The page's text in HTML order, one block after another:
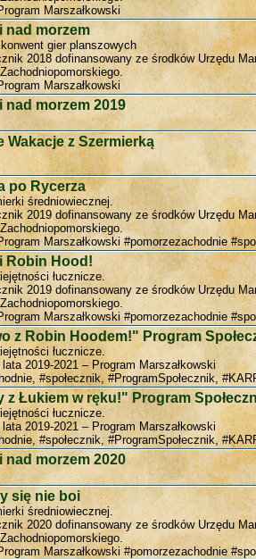
Marszałkowski
nad morzem
gier planszowych
2018 dofinansowany ze środków Urzędu
Marszałkowski
nad morzem 2019
Wakacje z Szermierką
po Rycerza
średniowiecznej.
2019 dofinansowany ze środków Urzędu
Marszałkowski #pomorzezachodnie
Robin Hood!
łucznicze.
2019 dofinansowany ze środków Urzędu
Marszałkowski #pomorzezachodnie
z Robin Hoodem!" Program
łucznicze.
2019-2021 – Program Marszałkowski
#społecznik, #ProgramSpołecznik,
z Łukiem w ręku!" Program
łucznicze.
2019-2021 – Program Marszałkowski
#społecznik, #ProgramSpołecznik,
nad morzem 2020
się nie boi
średniowiecznej.
2020 dofinansowany ze środków Urzędu
Marszałkowski #pomorzezachodnie